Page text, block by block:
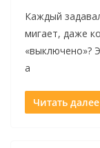
Каждый
мигает, даже
«выключено»?
а
Читать далее